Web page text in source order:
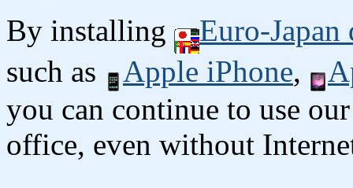
By installing
Euro-
such as
Apple iPhone,
you can continue to use
office, even without